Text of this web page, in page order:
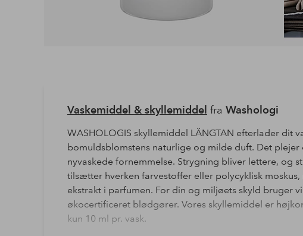
Vaskemiddel & skyllemiddel fra Washologi
WASHOLOGIS skyllemiddel LÄNGTAN efterlader dit
bomuldsblomstens naturlige og milde duft. Det
nyvaskede fornemmelse. Strygning bliver lettere, og
tilsætter hverken farvestoffer eller polycyklisk
ekstrakt i parfumen. For din og miljøets skyld bruger
økocertificeret blødgører. Vores skyllemiddel er
kun 10 ml pr. vask.